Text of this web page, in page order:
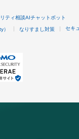
ティ相談AIチャットボット
） なりすまし対策 セキ